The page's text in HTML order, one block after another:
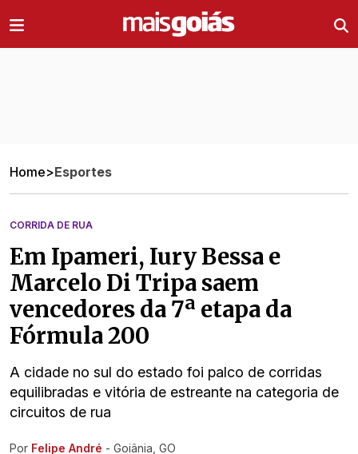
Home>Esportes
CORRIDA DE RUA
Em Ipameri, Iury Bessa e
Marcelo Di Tripa saem
vencedores da 7ª etapa da
Fórmula 200
A cidade no sul do estado foi palco de corridas
equilibradas e vitória de estreante na categoria de
circuitos de rua
Ir direto pra matéria
Por Felipe André - Goiânia, GO